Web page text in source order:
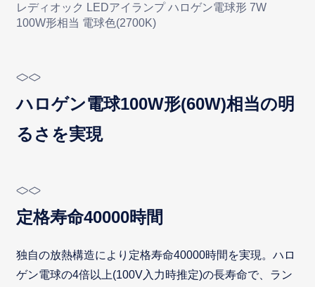
レディオック LEDアイランプ ハロゲン電球形 7W
100W形相当 電球色(2700K)
ハロゲン電球100W形(60W)相当の明
るさを実現
定格寿命40000時間
独自の放熱構造により定格寿命40000時間を実現。ハロ
ゲン電球の4倍以上(100V入力時推定)の長寿命で、ラン